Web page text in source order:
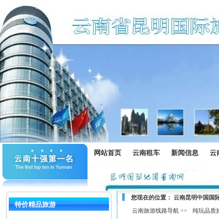
网站首页 云南租车 新闻信息 云
特价精品旅游
您现在的位置： 云南昆明中国国
云南旅游线路导航 >>
纯玩品质